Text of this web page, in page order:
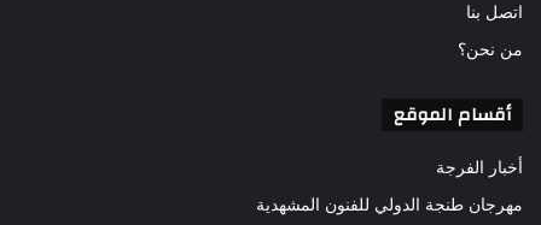
اتصل بنا
من نحن؟
أقسام الموقع
أخبار الفرجة
مهرجان طنجة الدولي للفنون المشهدية